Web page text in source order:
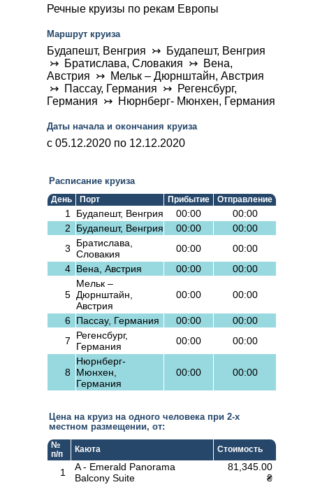
Речные круизы по рекам Европы
Маршрут круиза
Будапешт, Венгрия ↣ Будапешт, Венгрия
↣ Братислава, Словакия ↣ Вена,
Австрия ↣ Мельк – Дюрнштайн, Австрия
↣ Пассау, Германия ↣ Регенсбург,
Германия ↣ Нюрнберг- Мюнхен, Германия
Даты начала и окончания круиза
c 05.12.2020 по 12.12.2020
Расписание круиза
День Порт Прибытие Отправление
1 Будапешт, Венгрия 00:00
00:00
2
Будапешт, Венгрия 00:00
00:00
3
Братислава,
Словакия
00:00
00:00
4 Вена, Австрия 00:00 00:00
5
Мельк –
Дюрнштайн,
Австрия
00:00 00:00
6 Пассау, Германия 00:00
00:00
7
Регенсбург,
Германия
00:00 00:00
8
Нюрнберг-
Мюнхен,
Германия
00:00 00:00
Цена на круиз на одного человека при 2-х
местном размещении, от:
№
п/п
Каюта Стоимость
1
A - Emerald Panorama
Balcony Suite
81,345.00
₴